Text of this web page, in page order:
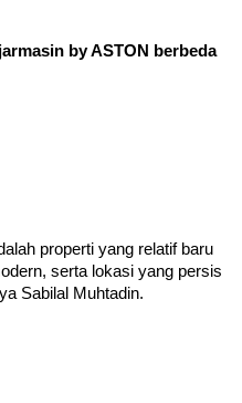
by ASTON berbeda
properti yang relatif baru
serta lokasi yang persis
Sabilal Muhtadin.